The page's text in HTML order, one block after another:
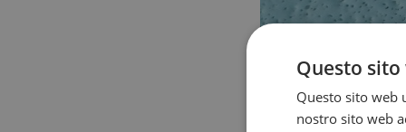
Introduciamo le
la frequenza delle
durate
Questo
Questo sito web
nostro sito web